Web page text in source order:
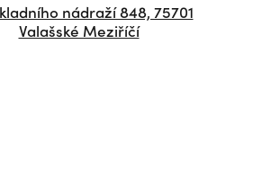
nádraží 848, 75701
Valašské Meziříčí